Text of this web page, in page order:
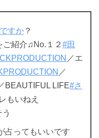
すか ？
ご紹介♫No.１２ #田
／エ
／
BEAUTIFUL LIFE#さ
もいねえ
占ってもいいです